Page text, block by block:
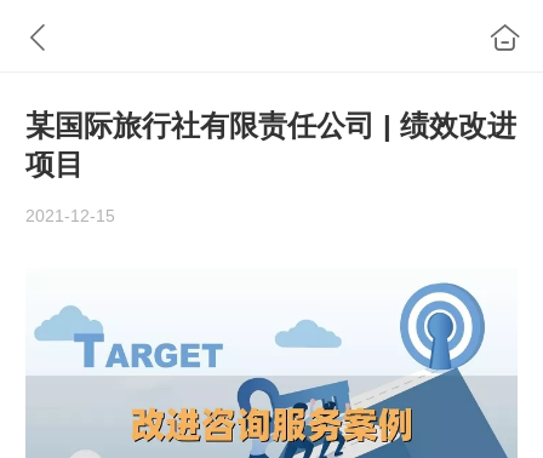
某国际旅行社有限责任公司 | 绩效改进
项目
2021-12-15